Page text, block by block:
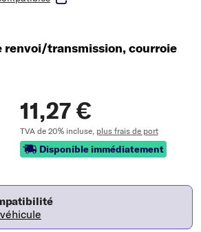
renvoi/transmission, courroie
11,27 €
TVA de 20% incluse, plus frais de port
Disponible immédiatement